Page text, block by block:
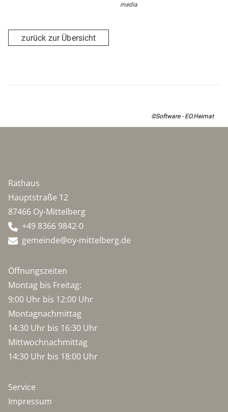
media
zurück zur Übersicht
©Software - EO.Heimat
Rathaus
Hauptstraße 12
87466 Oy-Mittelberg
+49 8366 9842-0
gemeinde@oy-mittelberg.de
Öffnungszeiten
Montag bis Freitag:
9:00 Uhr bis 12:00 Uhr
Montagnachmittag
14:30 Uhr bis 16:30 Uhr
Mittwochnachmittag
14:30 Uhr bis 18:00 Uhr
Service
Impressum